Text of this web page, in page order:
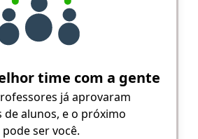
time com a gente
já aprovaram
de alunos, e o próximo
pode ser você.